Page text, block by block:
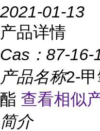
2021-01-13
产品详情
Cas： 87-16-
产品名称2-
酯 查看相似
简介